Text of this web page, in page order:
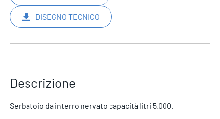
DISEGNO TECNICO
Descrizione
Serbatoio da interro nervato capacità litri 5.000.